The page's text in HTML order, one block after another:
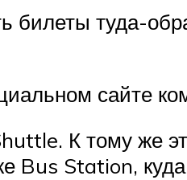
билеты туда-
сайте
К тому же
Bus Station,